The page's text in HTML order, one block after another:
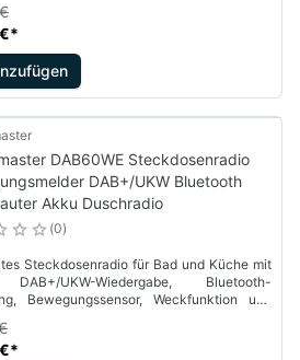
*
DAB60WE Steckdosenradio
DAB+/UKW Bluetooth
Akku Duschradio
0
Steckdosenradio für Bad und Küche mit
UKW-Wiedergabe, Bluetooth-
Bewegungssensor, Weckfunktion und
Haushalte.
*